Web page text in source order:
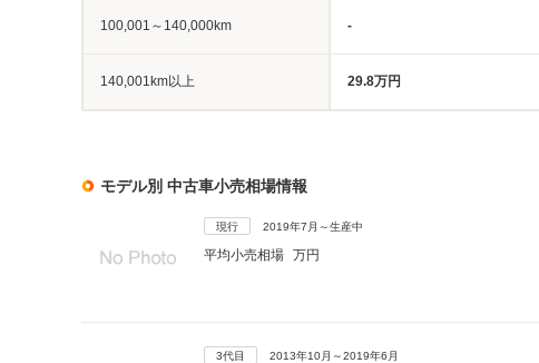
100,001～140,000km -
140,001km以上 29.8万円
モデル別 中古車小売相場情報
現行 2019年7月～生産中
平均小売相場 万円
3代目 2013年10月～2019年6月